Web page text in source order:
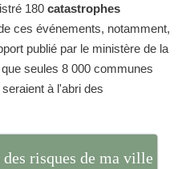
180 catastrophes
ces événements, notamment,
publié par le ministère de la
seules 8 000 communes
à l'abri des
risques de ma ville